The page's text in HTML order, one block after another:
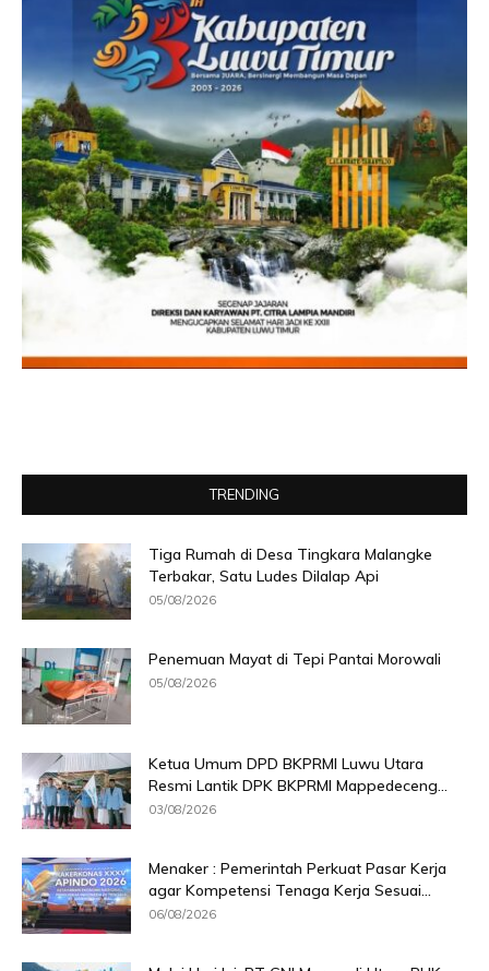
TRENDING
Tiga Rumah di Desa Tingkara Malangke
Terbakar, Satu Ludes Dilalap Api
05/08/2026
Penemuan Mayat di Tepi Pantai Morowali
05/08/2026
Ketua Umum DPD BKPRMI Luwu Utara
Resmi Lantik DPK BKPRMI Mappedeceng...
03/08/2026
Menaker : Pemerintah Perkuat Pasar Kerja
agar Kompetensi Tenaga Kerja Sesuai...
06/08/2026